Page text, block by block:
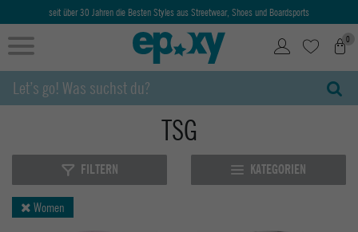
seit über 30 Jahren die Besten Styles aus Streetwear, Shoes und Boardsports
0
TSG
FILTERN KATEGORIEN
Women